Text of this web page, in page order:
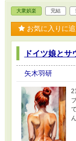
大衆娯楽 完結
お気に入りに
ドイツ娘と
矢木羽研